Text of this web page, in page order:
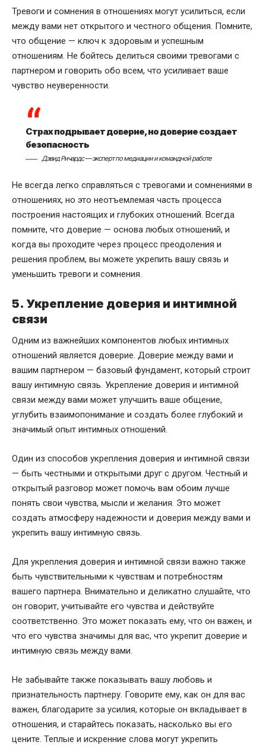
Тревоги и сомнения в отношениях могут усилиться, если
между вами нет открытого и честного общения. Помните,
что общение — ключ к здоровым и успешным
отношениям. Не бойтесь делиться своими тревогами с
партнером и говорить обо всем, что усиливает ваше
чувство неуверенности.
Страх подрывает доверие, но доверие создает
безопасность
Дэвид Ричардс — эксперт по медиации и командной работе
Не всегда легко справляться с тревогами и сомнениями в
отношениях, но это неотъемлемая часть процесса
построения настоящих и глубоких отношений. Всегда
помните, что доверие — основа любых отношений, и
когда вы проходите через процесс преодоления и
решения проблем, вы можете укрепить вашу связь и
уменьшить тревоги и сомнения.
5. Укрепление доверия и интимной
связи
Одним из важнейших компонентов любых интимных
отношений является доверие. Доверие между вами и
вашим партнером — базовый фундамент, который строит
вашу интимную связь. Укрепление доверия и интимной
связи между вами может улучшить ваше общение,
углубить взаимопонимание и создать более глубокий и
значимый опыт интимных отношений.
Один из способов укрепления доверия и интимной связи
— быть честными и открытыми друг с другом. Честный и
открытый разговор может помочь вам обоим лучше
понять свои чувства, мысли и желания. Это может
создать атмосферу надежности и доверия между вами и
укрепить вашу интимную связь.
Для укрепления доверия и интимной связи важно также
быть чувствительными к чувствам и потребностям
вашего партнера. Внимательно и деликатно слушайте, что
он говорит, учитывайте его чувства и действуйте
соответственно. Это может показать ему, что он важен, и
что его чувства значимы для вас, что укрепит доверие и
интимную связь между вами.
Не забывайте также показывать вашу любовь и
признательность партнеру. Говорите ему, как он для вас
важен, благодарите за усилия, которые он вкладывает в
отношения, и старайтесь показать, насколько вы его
цените. Теплые и искренние слова могут укрепить